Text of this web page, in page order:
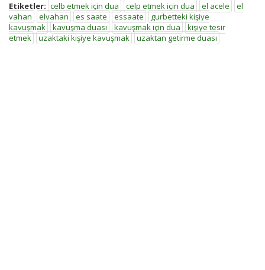
Etiketler: celb etmek için dua celp etmek için dua el acele
el
vahan
elvahan es saate essaate
gurbetteki kişiye
kavuşmak
kavuşma duası kavuşmak için dua
kişiye tesir
etmek
uzaktaki kişiye kavuşmak uzaktan getirme duası